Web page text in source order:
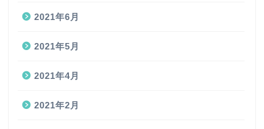
2021年6月
2021年5月
2021年4月
2021年2月